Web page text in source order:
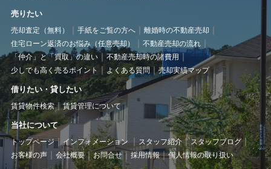
売りたい
売却査定（無料） 手紙をご覧の方へ
離婚時の不動産売却
住宅ローン返済のお悩み（任意売却）
不動産売却の流れ
「仲介」と「買取」の違い
不動産売却時の諸費用
少しでも高く売るポイント
よくある質問 売却実績マップ
借りたい・貸したい
賃貸物件検索 賃貸管理について
当社について
トップページ インフォメーション スタッフ紹介
スタッフブログ
お客様の声
会社概要 お問合せ 採用情報 個人情報の取り扱い